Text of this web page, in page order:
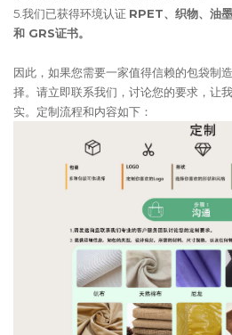
5.我们已获得环境认证 RPET、织物、油
和 GRS证书。
因此，如果您需要一家值得信赖的包袋制
择。请立即联系我们，讨论您的要求，让
实。定制流程和内容如下：